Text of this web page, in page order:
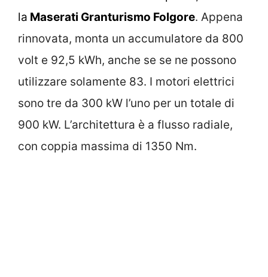
la Maserati Granturismo Folgore. Appena
rinnovata, monta un accumulatore da 800
volt e 92,5 kWh, anche se se ne possono
utilizzare solamente 83. I motori elettrici
sono tre da 300 kW l’uno per un totale di
900 kW. L’architettura è a flusso radiale,
con coppia massima di 1350 Nm.